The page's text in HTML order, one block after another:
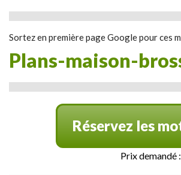
Sortez en première page Google pour ces
plans-maison-
Réservez les
Prix demandé :